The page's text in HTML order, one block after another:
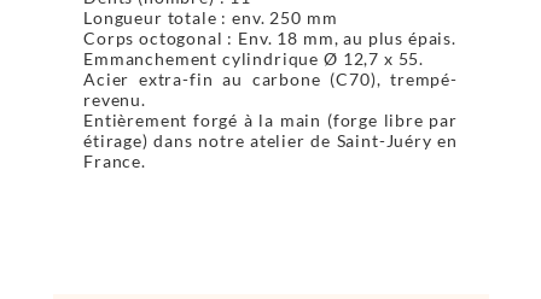
Longueur totale : env. 250 mm
Corps octogonal : Env. 18 mm, au plus épais.
Emmanchement cylindrique Ø 12,7 x 55.
Acier extra-fin au carbone (C70), trempé-
revenu.
Entièrement forgé à la main (forge libre par
étirage) dans notre atelier de Saint-Juéry en
France.